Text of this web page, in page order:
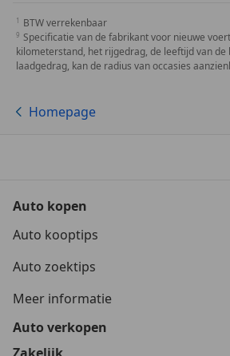
BTW verrekenbaar
Specificatie van de fabrikant voor nieuwe
kilometerstand, het rijgedrag, de leeftijd van
laadgedrag, kan de radius van occasies
Homepage
Auto kopen
Auto kooptips
Auto zoektips
Meer informatie
Auto verkopen